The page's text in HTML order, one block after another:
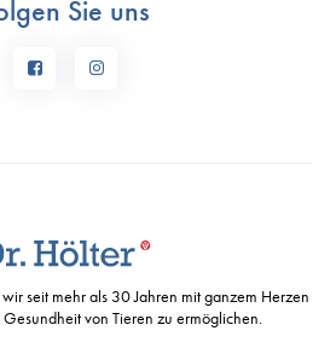
Sie uns
seit mehr als 30 Jahren mit ganzem Herzen
von Tieren zu ermöglichen.